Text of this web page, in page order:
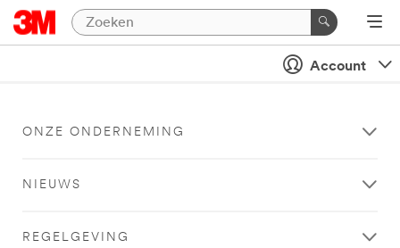
Account
ONZE ONDERNEMING
NIEUWS
REGELGEVING